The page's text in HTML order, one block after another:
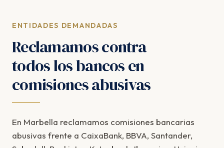
ENTIDADES DEMANDADAS
Reclamamos contra
todos los bancos en
comisiones abusivas
En Marbella reclamamos comisiones bancarias
abusivas frente a CaixaBank, BBVA, Santander,